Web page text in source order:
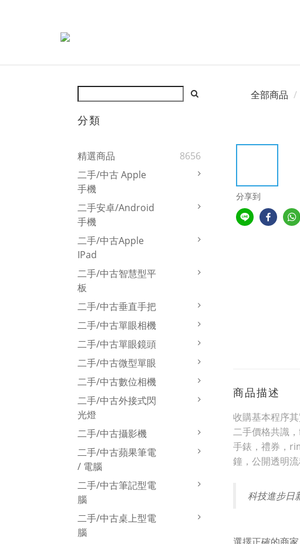
分類
精選商品
8656
二手/中古 Apple
手機
二手安卓/Android
手機
二手/中古Apple
IPad
二手/中古智慧型平
板
二手/中古垂直手把
二手/中古單眼相機
二手/中古單眼鏡頭
二手/中古微型單眼
二手/中古數位相機
二手/中古外接式閃
光燈
二手/中古攝影機
二手/中古蘋果筆電
/ 電腦
二手/中古筆記型電
腦
二手/中古桌上型電
腦
全部商品
分享到
商品描述
收購基本程序
二手價格共識
手錶，禮券，
鐘，公開透明流
科技進步日